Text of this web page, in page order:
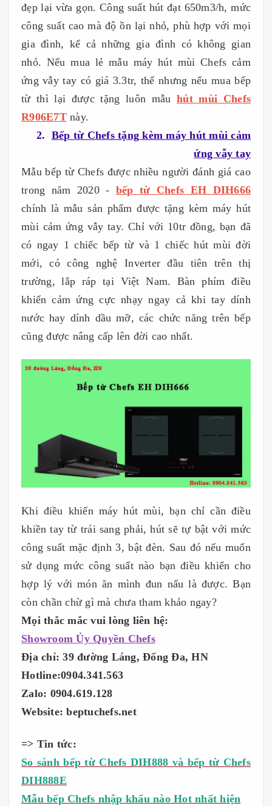
đẹp lại vừa gọn. Công suất hút đạt 650m3/h, mức
công suất cao mà độ ồn lại nhỏ, phù hợp với mọi
gia đình, kể cả những gia đình có không gian
nhỏ. Nếu mua lẻ mẫu máy hút mùi Chefs cảm
ứng vẫy tay có giá 3.3tr, thế nhưng nếu mua bếp
từ thì lại được tặng luôn mẫuhút mùi Chefs
R906E7Tnày.
2. Bếp từ Chefs tặng kèm máy hút mùi cảm
ứng vẫy tay
Mẫu bếp từ Chefs được nhiều người đánh giá cao
trong năm 2020 - bếp từ Chefs EH DIH666
chính là mẫu sản phẩm được tặng kèm máy hút
mùi cảm ứng vẫy tay. Chỉ với 10tr đồng, bạn đã
có ngay 1 chiếc bếp từ và 1 chiếc hút mùi đời
mới, có công nghệ Inverter đầu tiên trên thị
trường, lắp ráp tại Việt Nam. Bàn phím điều
khiển cảm ứng cực nhạy ngay cả khi tay dính
nước hay dính dầu mỡ, các chức năng trên bếp
cũng được nâng cấp lên đời cao nhất.
Khi điều khiển máy hút mùi, bạn chỉ cần điều
khiền tay từ trái sang phải, hút sẽ tự bật với mức
công suất mặc định 3, bật đèn. Sau đó nếu muốn
sử dụng mức công suất nào bạn điều khiển cho
hợp lý với món ăn mình đun nấu là được. Bạn
còn chần chừ gì mà chưa tham khảo ngay?
Mọi thắc mắc vui lòng liên hệ:
Showroom Ủy Quyền Chefs
Địa chỉ: 39 đường Láng, Đống Đa, HN
Hotline:0904.341.563
Zalo: 0904.619.128
Website: beptuchefs.net
=> Tin tức:
So sánh bếp từ Chefs DIH888 và bếp từ Chefs
DIH888E
Mẫu bếp Chefs nhập khẩu nào Hot nhất hiện